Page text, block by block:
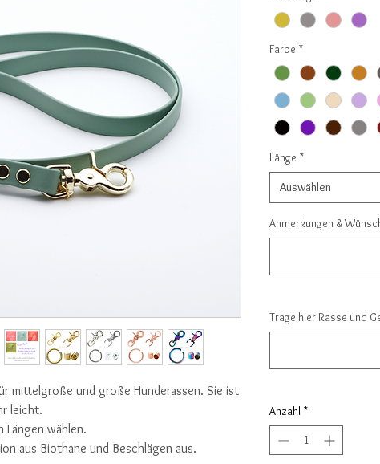
mittelgroße und große Hunderassen. Sie ist
leicht.
Längen wählen.
aus Biothane und Beschlägen aus.
Farbe *
Länge *
Auswählen
Anmerkungen &
Trage hier Rasse und
Anzahl *